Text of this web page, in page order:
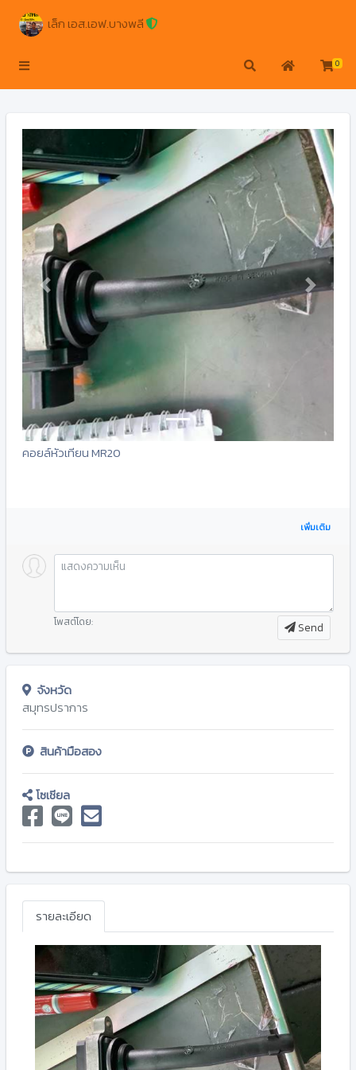
เล็ก เอส.เอฟ.บางพลี
0
Previous Next
คอยล์หัวเทียน MR20
เพิ่มเติม
โพสต์โดย: Send
จังหวัด
สมุทรปราการ
สินค้ามือสอง
โซเชียล
รายละเอียด